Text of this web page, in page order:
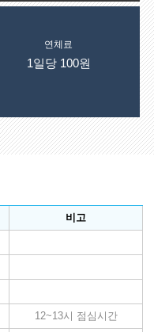
연체료
1일당 100원
비고
12~13시 점심시간